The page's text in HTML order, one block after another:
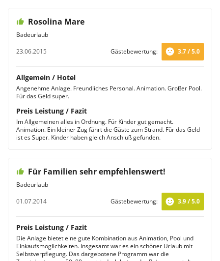
Rosolina Mare
Badeurlaub
23.06.2015
Gästebewertung: 3.7 / 5.0
Allgemein / Hotel
Angenehme Anlage. Freundliches Personal. Animation. Großer Pool.
Für das Geld super.
Preis Leistung / Fazit
Im Allgemeinen alles in Ordnung. Für Kinder gut gemacht.
Animation. Ein kleiner Zug fährt die Gäste zum Strand. Für das Geld
ist es Super. Kinder haben gleich Anschluß gefunden.
Für Familien sehr empfehlenswert!
Badeurlaub
01.07.2014
Gästebewertung: 3.9 / 5.0
Preis Leistung / Fazit
Die Anlage bietet eine gute Kombination aus Animation, Pool und
Einkaufsmöglichkeiten. Insgesamt war es ein schöner Urlaub mit
Selbstverpflegung. Das dargebotene Programm war die